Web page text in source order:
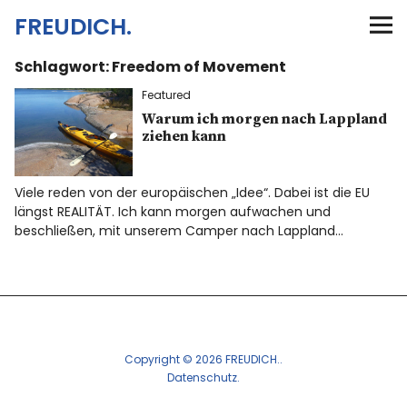
FREUDICH.
Home
Meine Motivation
Mitfreuen & Zeichen setzen
Kontakt
Instagram
Schlagwort:Freedom of Movement
Featured
Warum ich morgen nach Lappland
ziehen kann
Viele reden von der europäischen „Idee“. Dabei ist die EU
längst REALITÄT. Ich kann morgen aufwachen und
beschließen, mit unserem Camper nach Lappland…
Copyright © 2026 FREUDICH.
Datenschutz